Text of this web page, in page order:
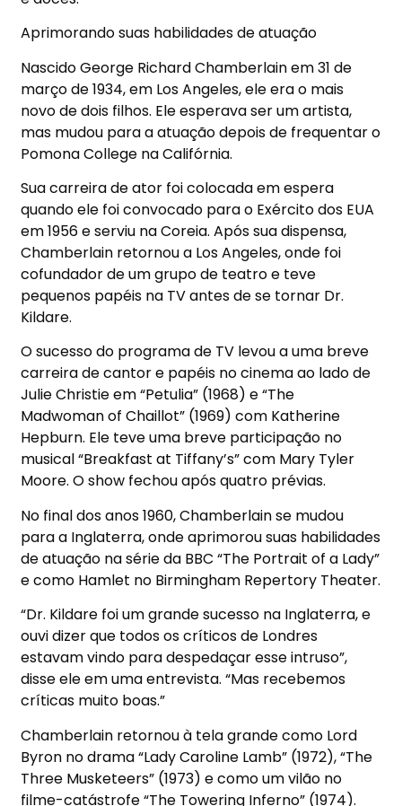
Aprimorando suas habilidades de atuação
Nascido George Richard Chamberlain em 31 de
março de 1934, em Los Angeles, ele era o mais
novo de dois filhos. Ele esperava ser um artista,
mas mudou para a atuação depois de frequentar o
Pomona College na Califórnia.
Sua carreira de ator foi colocada em espera
quando ele foi convocado para o Exército dos EUA
em 1956 e serviu na Coreia. Após sua dispensa,
Chamberlain retornou a Los Angeles, onde foi
cofundador de um grupo de teatro e teve
pequenos papéis na TV antes de se tornar Dr.
Kildare.
O sucesso do programa de TV levou a uma breve
carreira de cantor e papéis no cinema ao lado de
Julie Christie em “Petulia” (1968) e “The
Madwoman of Chaillot” (1969) com Katherine
Hepburn. Ele teve uma breve participação no
musical “Breakfast at Tiffany’s” com Mary Tyler
Moore. O show fechou após quatro prévias.
No final dos anos 1960, Chamberlain se mudou
para a Inglaterra, onde aprimorou suas habilidades
de atuação na série da BBC “The Portrait of a Lady”
e como Hamlet no Birmingham Repertory Theater.
“Dr. Kildare foi um grande sucesso na Inglaterra, e
ouvi dizer que todos os críticos de Londres
estavam vindo para despedaçar esse intruso”,
disse ele em uma entrevista. “Mas recebemos
críticas muito boas.”
Chamberlain retornou à tela grande como Lord
Byron no drama “Lady Caroline Lamb” (1972), “The
Three Musketeers” (1973) e como um vilão no
filme-catástrofe “The Towering Inferno” (1974).